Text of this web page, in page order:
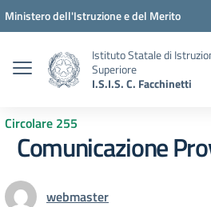
Vai ai contenuti
Vai al menu di navigazione
Vai al footer
Ministero dell'Istruzione e del Merito
Istituto Statale di
Superiore
I.S.I.S. C. Facchinetti
Circolare 255
Comunicazione
webmaster